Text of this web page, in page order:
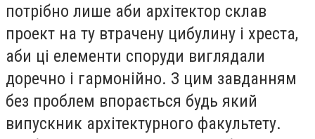
потрібно лише аби архітектор склав
проект на ту втрачену цибулину і хреста,
аби ці елементи споруди виглядали
доречно і гармонійно. З цим завданням
без проблем впорається будь який
випускник архітектурного факультету.